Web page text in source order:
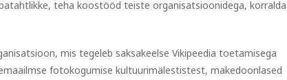
teha koostööd teiste organisatsioonidega,
mis tegeleb saksakeelse Vikipeedia toetamisega
fotokogumise kultuurimälestistest, makedoonlased